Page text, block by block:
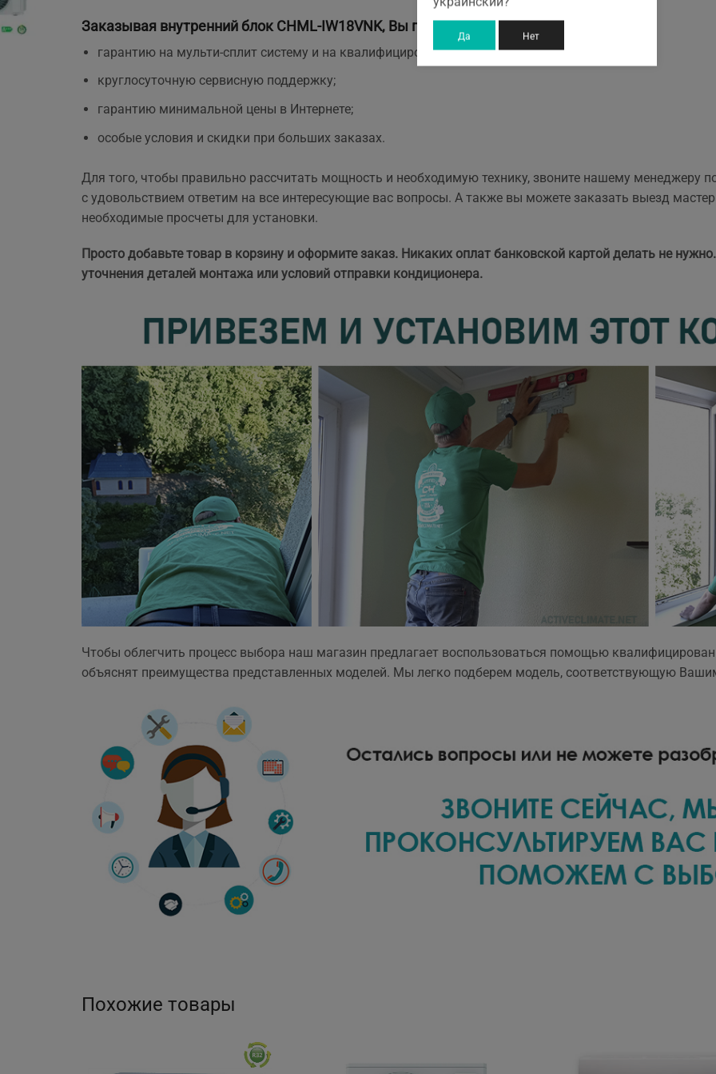
Заказывая внутренний блок CHML-IW18VNK, Вы получаете:
гарантию на мульти-сплит систему и на квалифицированный монтаж;
круглосуточную сервисную поддержку;
гарантию минимальной цены в Интернете;
особые условия и скидки при больших заказах.
Для того, чтобы правильно рассчитать мощность и необходимую технику, звоните нашему менеджеру
с удовольствием ответим на все интересующие вас вопросы. А также вы можете заказать выезд
необходимые просчеты для установки.
Просто добавьте товар в корзину и оформите заказ. Никаких оплат банковской картой делать не
уточнения деталей монтажа или условий отправки кондиционера.
Чтобы облегчить процесс выбора наш магазин предлагает воспользоваться помощью
объяснят преимущества представленных моделей. Мы легко подберем модель, соответствующую
Похожие товары
Да Нет